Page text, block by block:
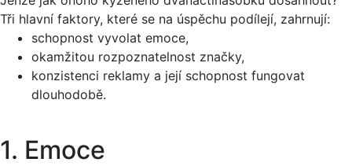
Tři hlavní faktory, které se na úspěchu podílejí, zahrnují:
schopnost vyvolat emoce,
okamžitou rozpoznatelnost značky,
konzistenci reklamy a její schopnost fungovat
dlouhodobě.
1. Emoce